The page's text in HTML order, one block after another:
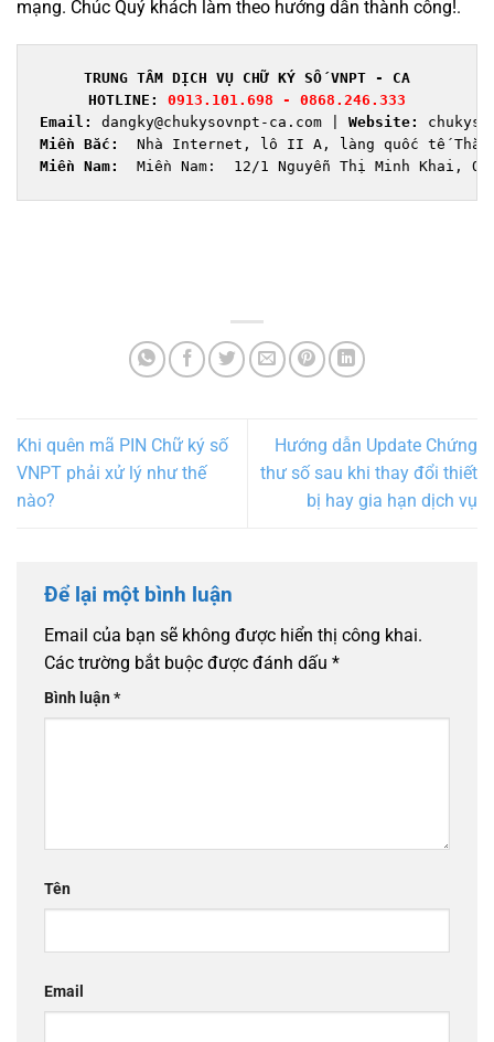
mạng. Chúc Quý khách làm theo hướng dẫn thành công!.
TRUNG TÂM DỊCH VỤ CHỮ KÝ SỐ VNPT - CA
HOTLINE:
0913.101.698 - 0868.246.333
Email:
dangky@chukysovnpt-ca.com | Website:
Miền Bắc:
Miền Nam: Miền Nam:  12/1 Nguyễn Thị Minh Khai,
Khi quên mã PIN Chữ ký số
VNPT phải xử lý như thế
nào?
Hướng dẫn Update Chứng
thư số sau khi thay đổi thiết
bị hay gia hạn dịch vụ
Để lại một bình luận
Email của bạn sẽ không được hiển thị công khai.
Các trường bắt buộc được đánh dấu *
Bình luận*
Tên
Email